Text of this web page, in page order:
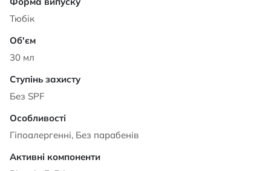
Тюбік
30 мл
Без SPF
Гіпоалергенні, Без парабенів